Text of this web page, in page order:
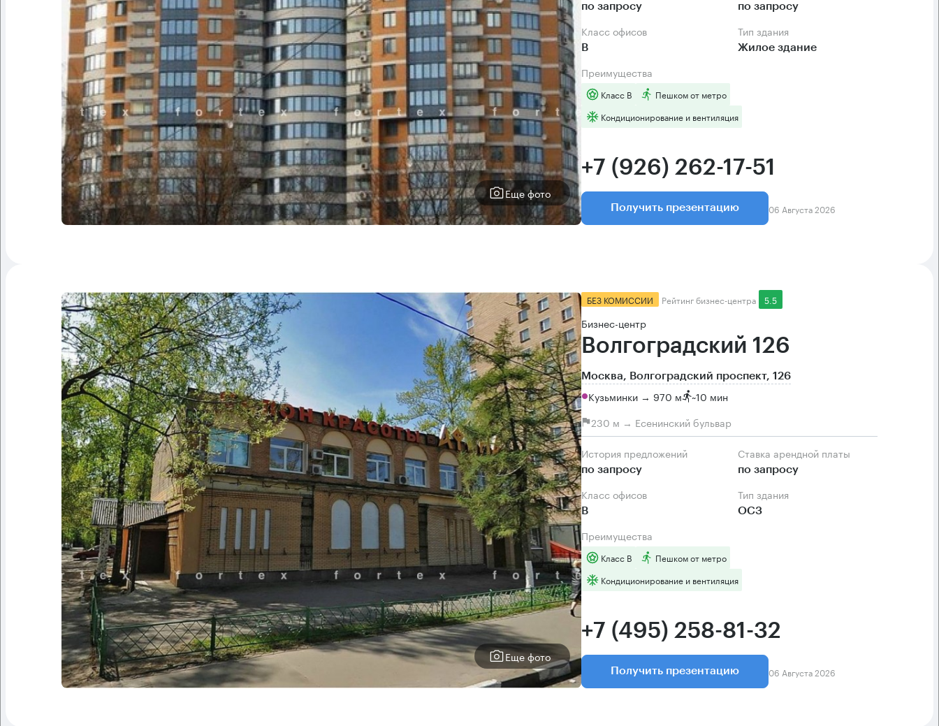
Еще фото
по запросу по запросу
Класс офисов
B
Тип здания
Жилое здание
Преимущества
Класс B
Пешком от метро
Кондиционирование и вентиляция
+7 (926) 262-17-51
Получить презентацию 06 Августа 2026
Еще фото
БЕЗ КОМИССИИ Рейтинг бизнес-центра 5.5
Бизнес-центр
Волгоградский 126
Москва, Волгоградский проспект, 126
Кузьминки → 970 м ~10 мин
230 м → Есенинский бульвар
История предложений
по запросу
Ставка арендной платы
по запросу
Класс офисов
B
Тип здания
ОСЗ
Преимущества
Класс B
Пешком от метро
Кондиционирование и вентиляция
+7 (495) 258-81-32
Получить презентацию 06 Августа 2026